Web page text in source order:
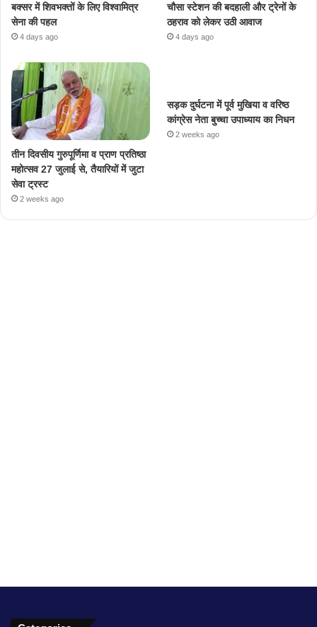
बक्सर में शिवभक्तों के लिए विश्वामित्र
सेना की पहल
4 days ago
चौसा स्टेशन की बदहाली और ट्रेनों के
ठहराव को लेकर उठी आवाज
4 days ago
तीन दिवसीय गुरुपूर्णिमा व प्राण प्रतिष्ठा
महोत्सव 27 जुलाई से, तैयारियों में जुटा
सेवा ट्रस्ट
2 weeks ago
सड़क दुर्घटना में पूर्व मुखिया व वरिष्ठ
कांग्रेस नेता बुच्चा उपाध्याय का निधन
2 weeks ago